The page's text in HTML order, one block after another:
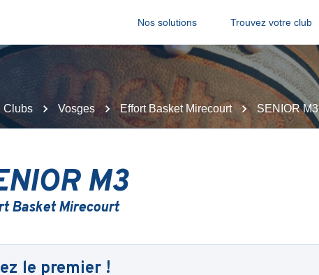
Nos solutions Trouvez votre club
Clubs Vosges Effort Basket Mirecourt SENIOR M3
M3
Basket Mirecourt
le premier !